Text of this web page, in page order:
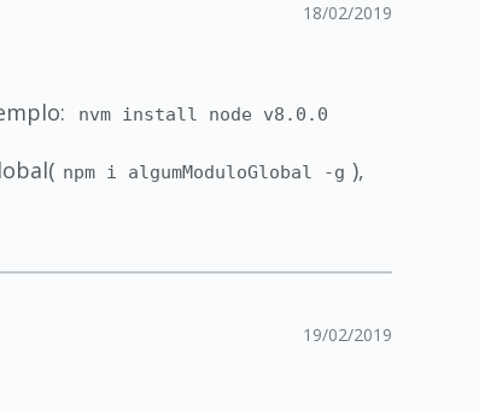
18/02/2019
nvm install node v8.0.0
npm i algumModuloGlobal -g ),
19/02/2019